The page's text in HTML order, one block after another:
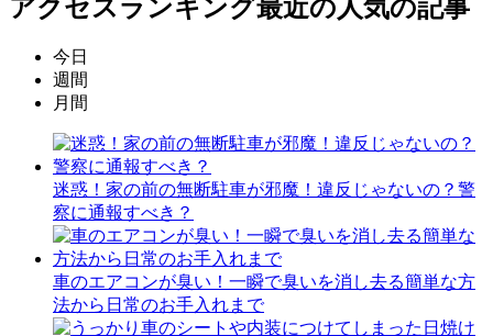
アクセスランキング最近の人気の記事
今日
週間
月間
迷惑！家の前の無断駐車が邪魔！違反じゃないの？警
察に通報すべき？
車のエアコンが臭い！一瞬で臭いを消し去る簡単な方
法から日常のお手入れまで